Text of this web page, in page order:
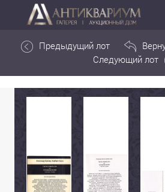
Предыдущий лот
Следующий лот